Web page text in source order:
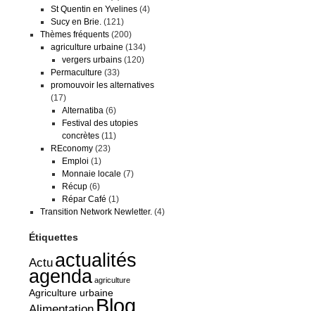
St Quentin en Yvelines (4)
Sucy en Brie. (121)
Thèmes fréquents(200)
agriculture urbaine (134)
vergers urbains(120)
Permaculture (33)
promouvoir les alternatives
(17)
Alternatiba(6)
Festival des utopies
concrètes(11)
REconomy (23)
Emploi (1)
Monnaie locale (7)
Récup(6)
Répar Café (1)
Transition Network Newletter.(4)
Étiquettes
Actu actualités
agenda agriculture
Agriculture urbaine
Blog